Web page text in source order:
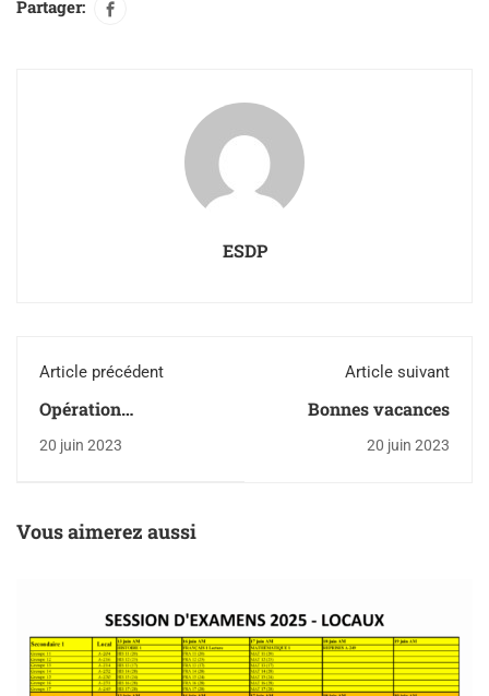
Partager:
ESDP
Article précédent
Opération
uniformes pour les
20 juin 2023
Article suivant
Bonnes vacances
20 juin 2023
Vous aimerez aussi